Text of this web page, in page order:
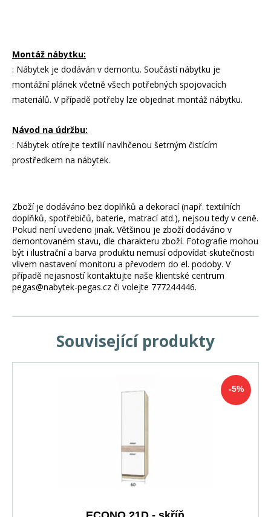
Montáž nábytku:
: Nábytek je dodáván v demontu. Součástí nábytku je
montážní plánek včetně všech potřebných spojovacích
materiálů. V případě potřeby lze objednat montáž nábytku.
Návod na údržbu:
: Nábytek otírejte textílií navlhčenou šetrným čistícím
prostředkem na nábytek.
Zboží je dodáváno bez doplňků a dekorací (např. textilních
doplňků, spotřebičů, baterie, matrací atd.), nejsou tedy v ceně.
Pokud není uvedeno jinak. Většinou je zboží dodáváno v
demontovaném stavu, dle charakteru zboží. Fotografie mohou
být i ilustrační a barva produktu nemusí odpovídat skutečnosti
vlivem nastavení monitoru a převodem do el. podoby. V
případě nejasností kontaktujte naše klientské centrum
pegas@nabytek-pegas.cz či volejte 777244446.
Související produkty
-5%